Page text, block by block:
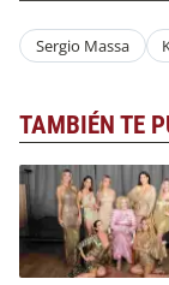
Sergio Massa
TAMBIÉN TE